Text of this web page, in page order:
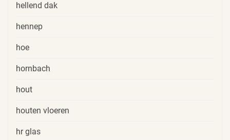
hellend dak
hennep
hoe
hornbach
hout
houten vloeren
hr glas